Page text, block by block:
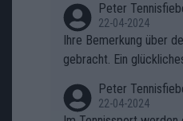
ben.
Peter
22-04-2024
Ihre Bemerkung über
gebracht. Ein
Peter
22-04-2024